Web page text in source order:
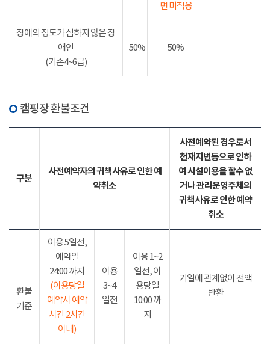
면 미적용
장애의 정도가 심하지 않은 장
애인
(기존4~6급)
50% 50%
캠핑장 환불조건
구분
사전예약자의 귀책사유로 인한 예
약취소
사전예약된 경우로서
천재지변등으로 인하
여 시설이용을 할수 없
거나 관리운영주체의
귀책사유로 인한 예약
취소
환불
기준
이용 5일전,
예약일
24:00 까지
(이용당일
예약시 예약
시간 2시간
이내)
이용
3~4
일전
이용 1~2
일전, 이
용당일
10:00 까
지
기일에 관계없이 전액
반환